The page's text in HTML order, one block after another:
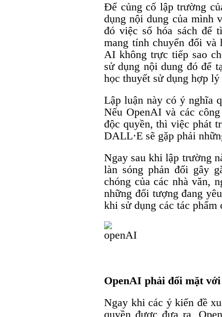
Để củng cố lập trường
dụng nội dung của mình
đó việc số hóa sách để
mang tính chuyển đổi và
AI không trực tiếp sao
sử dụng nội dung đó để
học thuyết sử dụng hợp
Lập luận này có ý nghĩa
Nếu OpenAI và các
độc quyền, thì việc phát
DALL·E sẽ gặp phải
Ngay sau khi lập trường
làn sóng phản đối gây
chóng của các nhà văn,
những đối tượng đang
khi sử dụng các tác phẩm
OpenAI phải đối mặt
Ngay khi các ý kiến đề
quyền được đưa ra,